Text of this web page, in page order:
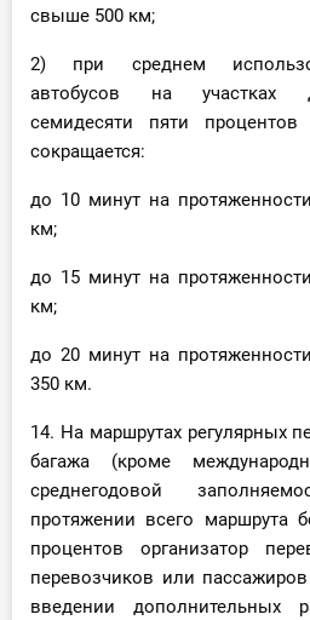
свыше 500 км;
2) при среднем
автобусов на участках
семидесяти пяти
сокращается:
до 10 минут на
км;
до 15 минут на
км;
до 20 минут на
350 км.
14. На маршрутах регулярных
багажа (кроме
среднегодовой
протяжении всего маршрута
процентов организатор
перевозчиков или
введении дополнительных